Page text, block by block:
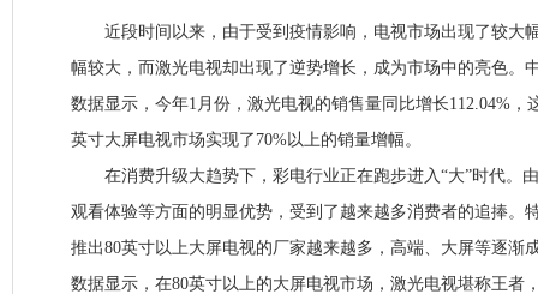
近段时间以来，由于受到疫情影响，电视市场出现了较大
幅较大，而激光电视却出现了逆势增长，成为市场中的亮色。
数据显示，今年1月份，激光电视的销售量同比增长112.04%，
英寸大屏电视市场实现了70%以上的销量增幅。
在消费升级大趋势下，彩电行业正在跑步进入“大”时代。
观看体验等方面的明显优势，受到了越来越多消费者的追捧。
推出80英寸以上大屏电视的厂家越来越多，高端、大屏等逐渐
数据显示，在80英寸以上的大屏电视市场，激光电视堪称王者